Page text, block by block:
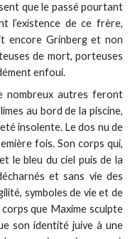
que le passé pourtant
l’existence de ce frère,
encore Grinberg et non
de mort, porteuses
enfoui.
nombreux autres feront
au bord de la piscine,
insolente. Le dos nu de
fois. Son corps qui,
le bleu du ciel puis de la
et sans vie des
symboles de vie et de
que Maxime sculpte
son identité juive à une